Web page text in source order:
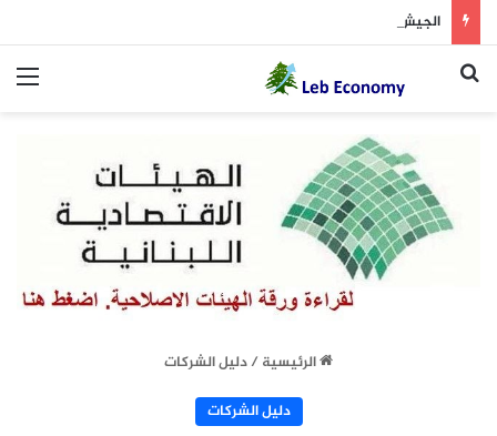
الجيش يوقف مطلوبين في إطار ملاحقة المخلين بالأمن
بحث عن
الرئيسية/دليل الشركات
دليل الشركات